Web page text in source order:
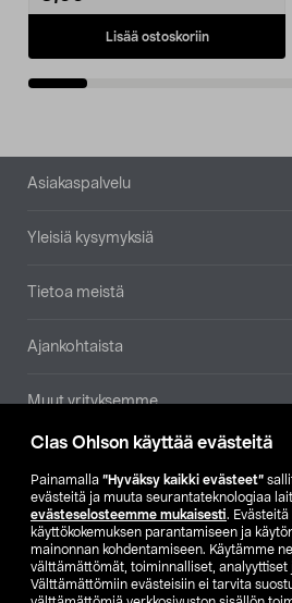
Clas Ohlson käyttää evästeitä
Painamalla ”Hyväksy kaikki evästeet”
evästeitä ja muuta seurantateknologiaa
evästeselosteemme mukaisesti.
käyttökokemuksen parantamiseen ja
mainonnan kohdentamiseen. Käytämme
välttämättömät, toiminnalliset, analyyttiset
Välttämättömiin evästeisiin ei tarvita
Lisää ostoskoriin
Alatunniste
Asiakaspalvelu
Yleisiä kysymyksiä
Tietoa meistä
Ajankohtaista
Muut yrityksemme
Etsi
SE NO FI
FI SV